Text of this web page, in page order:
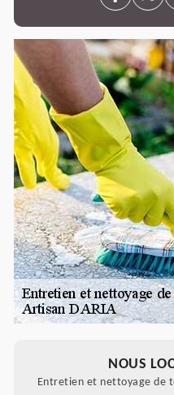
NOUS
Entretien et nettoyage de